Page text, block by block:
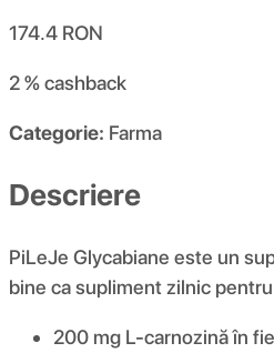
174.4 RON
2 %cashback
Categorie: Farma
Descriere
PiLeJe Glycabiane este un
bine ca supliment zilnic
200 mg L-carnozină în